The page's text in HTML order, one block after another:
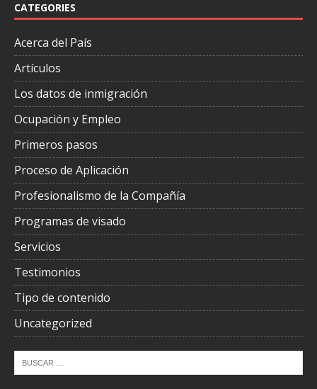
CATEGORIES
Acerca del País
Artículos
Los datos de inmigración
Ocupación y Empleo
Primeros pasos
Proceso de Aplicación
Profesionalismo de la Compañía
Programas de visado
Servicios
Testimonios
Tipo de contenido
Uncategorized